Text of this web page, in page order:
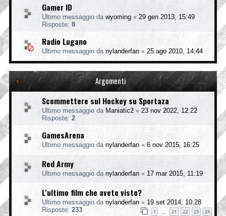
Gamer ID
Ultimo messaggio da wyoming « 29 gen 2013, 15:49
Risposte: 8
Radio Lugano
Ultimo messaggio da nylanderfan « 25 ago 2010, 14:44
Argomenti
Scommettere sul Hockey su Sportaza
Ultimo messaggio da Maniatic2 « 23 nov 2022, 12:22
Risposte: 2
GamesArena
Ultimo messaggio da nylanderfan « 6 nov 2015, 16:25
Red Army
Ultimo messaggio da nylanderfan « 17 mar 2015, 11:19
L'ultimo film che avete visto?
Ultimo messaggio da nylanderfan « 19 set 2014, 10:28
Risposte: 233 1 21 22 23 24